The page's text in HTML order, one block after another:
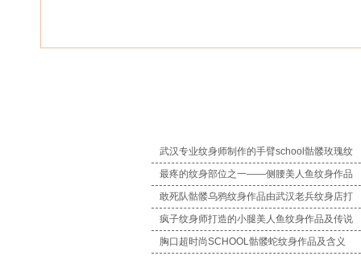
武汉专业纹身师制作的手臂school骷髅玫瑰纹
最疼的纹身部位之一——侧腰美人鱼纹身作品
敢死队骷髅乌鸦纹身作品由武汉老兵纹身店打
疯子纹身师打造的小腿美人鱼纹身作品及传说
胸口超时尚SCHOOL骷髅蛇纹身作品及含义